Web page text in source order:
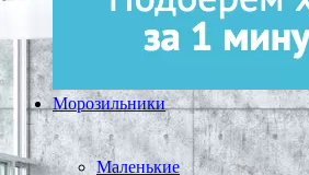
Морозильники
Маленькие